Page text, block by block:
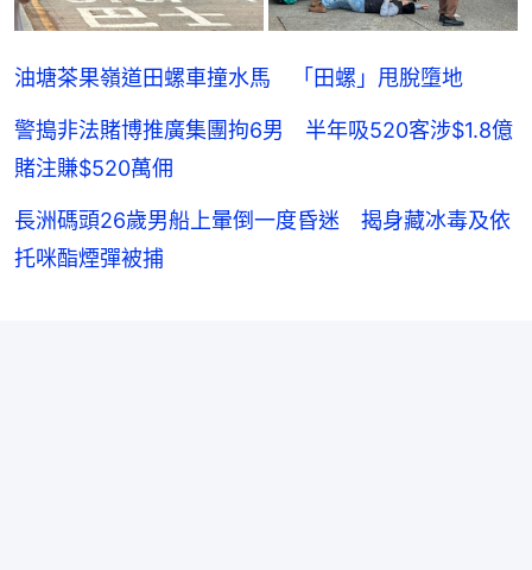
油塘茶果嶺道田螺車撞水馬 「田螺」甩脫墮地
警搗非法賭博推廣集團拘6男 半年吸520客涉$1.8億
賭注賺$520萬佣
長洲碼頭26歲男船上暈倒一度昏迷 揭身藏冰毒及依
托咪酯煙彈被捕